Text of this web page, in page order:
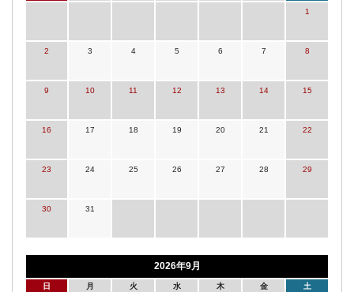
1
2 3 4 5 6 7 8
9 10 11 12 13 14 15
16 17 18 19 20 21 22
23 24 25 26 27 28 29
30 31
2026年9月
日 月 火 水 木 金 土